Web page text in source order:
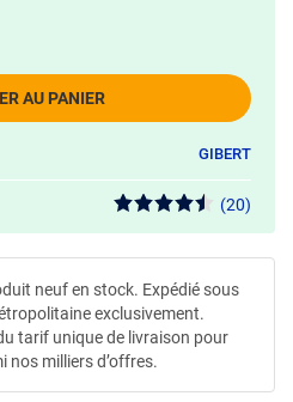
AU PANIER
GIBERT
(20)
neuf en stock. Expédié sous
exclusivement.
tarif unique de livraison pour
milliers d’offres.